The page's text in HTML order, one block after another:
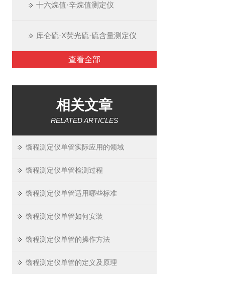
十六烷值·辛烷值测定仪
库仑硫·X荧光硫·硫含量测定仪
查看全部
相关文章
RELATED ARTICLES
馏程测定仪单管实际应用的领域
馏程测定仪单管检测过程
馏程测定仪单管适用哪些标准
馏程测定仪单管如何安装
馏程测定仪单管的操作方法
馏程测定仪单管的定义及原理